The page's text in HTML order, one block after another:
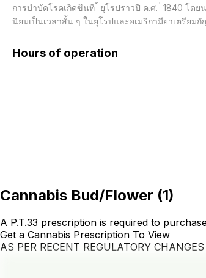
การบำบัดโรคเกิดขึนที ้ ยุโรปราวปี ค.ศ. ่ 1840 โด
นิยมเป็นเวลาสั้น ๆ ในยุโรปและอเมริกามียาเตรียม
Hours of operation
Cannabis Bud/Flower (1)
A P.T.33 prescription is required to
Get a Cannabis Prescription To View
AS PER RECENT REGULATORY